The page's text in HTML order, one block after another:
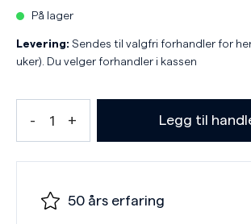
På lager
Levering: Sendes til valgfri forhandler for
uker). Du velger forhandler i kassen
Legg til
50 års erfaring